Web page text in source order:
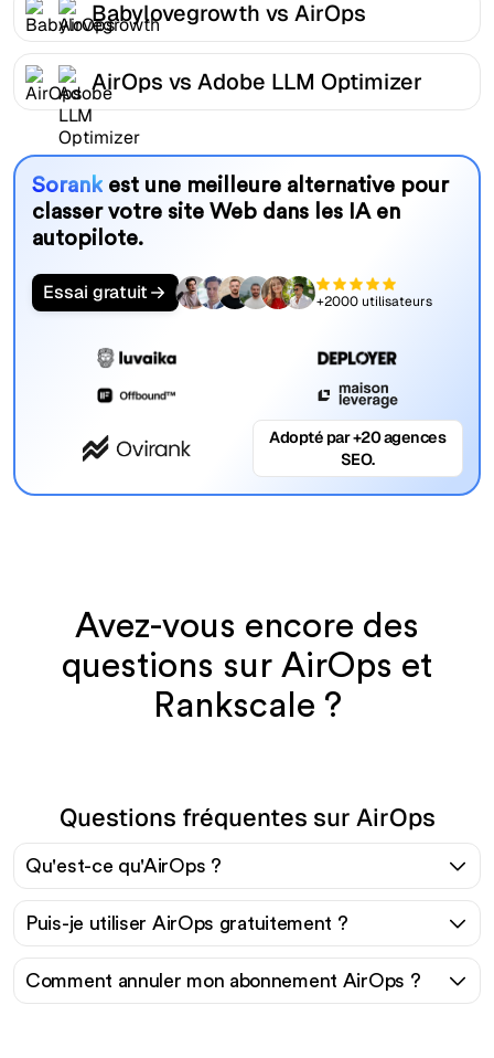
Babylovegrowth vs AirOps
AirOps vs Adobe LLM Optimizer
Sorankest une meilleure alternative pour
classer votre site Web dans les IA en
autopilote.
Essai gratuit +2000 utilisateurs
Adopté par +20 agences
SEO.
Avez-vous encore des
questions sur AirOps et
Rankscale ?
Questions fréquentes sur AirOps
Qu'est-ce qu'AirOps ?
Puis-je utiliser AirOps gratuitement ?
Comment annuler mon abonnement AirOps ?